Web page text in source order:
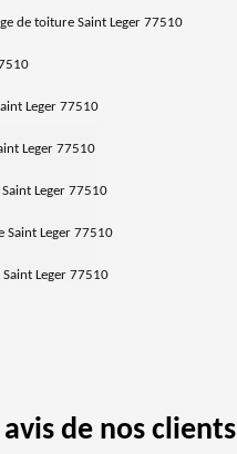
de toiture Saint Leger 77510
Leger 77510
Leger 77510
Leger 77510
Saint Leger 77510
Leger 77510
avis de nos clients